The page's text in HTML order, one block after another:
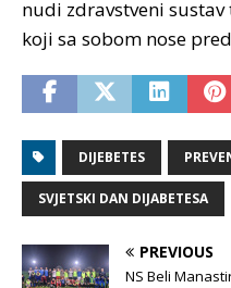
nudi zdravstveni
koji sa sobom nose
DIJEBETES
SVJETSKI DAN DIJABETESA
PREVIOUS
NS Beli